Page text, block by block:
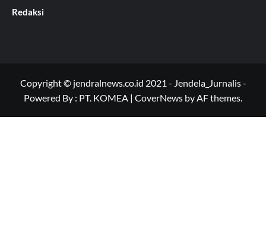
Redaksi
Copyright © jendralnews.co.id 2021 - Jendela_Jurnalis -
Powered By : PT. KOMEA | CoverNews by AF themes.